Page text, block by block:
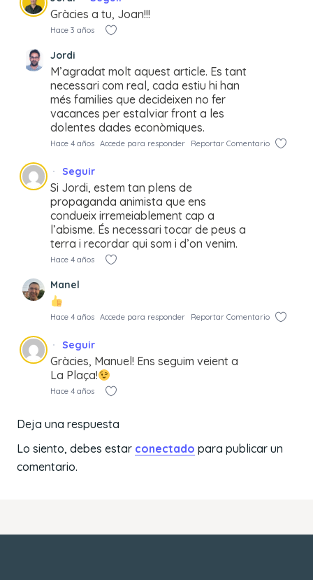
Gràcies a tu, Joan!!!
Hace 3 años
Jordi
M’agradat molt aquest article. Es tant
necessari com real, cada estiu hi han
més families que decideixen no fer
vacances per estalviar front a les
dolentes dades econòmiques.
Hace 4 años Accede para responder Reportar Comentario
Seguir
Si Jordi, estem tan plens de
propaganda animista que ens
condueix irremeiablement cap a
l’abisme. És necessari tocar de peus a
terra i recordar qui som i d’on venim.
Hace 4 años
Manel
Hace 4 años Accede para responder Reportar Comentario
Seguir
Gràcies, Manuel! Ens seguim veient a
La Plaça!
Hace 4 años
Deja una respuesta
Lo siento, debes estar conectado para publicar un
comentario.